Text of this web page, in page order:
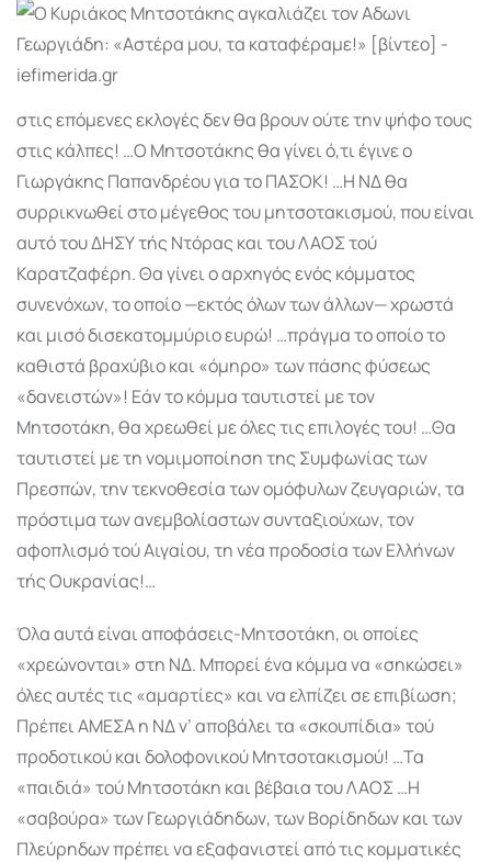
στις επόμενες εκλογές δεν θα βρουν ούτε την ψήφο τους
στις κάλπες! …Ο Μητσοτάκης θα γίνει ό,τι έγινε ο
Γιωργάκης Παπανδρέου για το ΠΑΣΟΚ! …Η ΝΔ θα
συρρικνωθεί στο μέγεθος του μητσοτακισμού, που είναι
αυτό του ΔΗΣΥ τής Ντόρας και του ΛΑΟΣ τού
Καρατζαφέρη. Θα γίνει ο αρχηγός ενός κόμματος
συνενόχων, το οποίο —εκτός όλων των άλλων— χρωστά
και μισό δισεκατομμύριο ευρώ! …πράγμα το οποίο το
καθιστά βραχύβιο και «όμηρο» των πάσης φύσεως
«δανειστών»! Εάν το κόμμα ταυτιστεί με τον
Μητσοτάκη, θα χρεωθεί με όλες τις επιλογές του! …Θα
ταυτιστεί με τη νομιμοποίηση της Συμφωνίας των
Πρεσπών, την τεκνοθεσία των ομόφυλων ζευγαριών, τα
πρόστιμα των ανεμβολίαστων συνταξιούχων, τον
αφοπλισμό τού Αιγαίου, τη νέα προδοσία των Ελλήνων
τής Ουκρανίας!…
Όλα αυτά είναι αποφάσεις-Μητσοτάκη, οι οποίες
«χρεώνονται» στη ΝΔ. Μπορεί ένα κόμμα να «σηκώσει»
όλες αυτές τις «αμαρτίες» και να ελπίζει σε επιβίωση;
Πρέπει ΑΜΕΣΑ η ΝΔ ν’ αποβάλει τα «σκουπίδια» τού
προδοτικού και δολοφονικού Μητσοτακισμού! …Τα
«παιδιά» τού Μητσοτάκη και βέβαια του ΛΑΟΣ …Η
«σαβούρα» των Γεωργιάδηδων, των Βορίδηδων και των
Πλεύρηδων πρέπει να εξαφανιστεί από τις κομματικές